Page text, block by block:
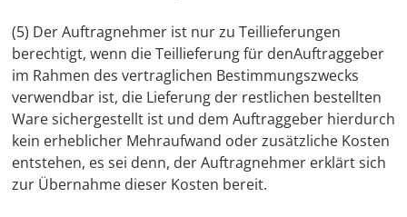
(5) Der Auftragnehmer ist nur zu Teillieferungen
berechtigt, wenn die Teillieferung für denAuftraggeber
im Rahmen des vertraglichen Bestimmungszwecks
verwendbar ist, die Lieferung der restlichen bestellten
Ware sichergestellt ist und dem Auftraggeber hierdurch
kein erheblicher Mehraufwand oder zusätzliche Kosten
entstehen, es sei denn, der Auftragnehmer erklärt sich
zur Übernahme dieser Kosten bereit.